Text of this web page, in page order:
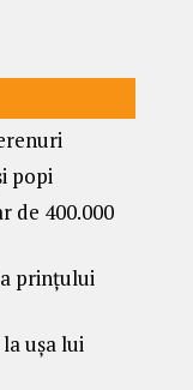
popi
de 400.000
prințului
ușa lui